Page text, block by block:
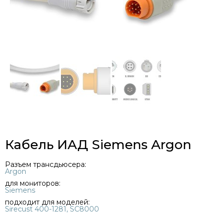
Кабель ИАД Siemens Argon
Разъем трансдьюсера:
Argon
для мониторов:
Siemens
подходит для моделей:
Sirecust 400-1281, SC8000